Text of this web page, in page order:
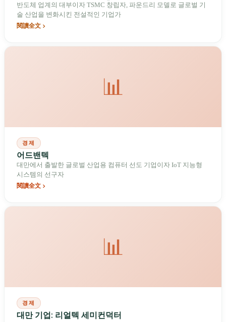
반도체 업계의 대부이자 TSMC 창립자, 파운드리 모델로 글로벌 기
술 산업을 변화시킨 전설적인 기업가
閱讀全文
📊
경제
어드밴텍
대만에서 출발한 글로벌 산업용 컴퓨터 선도 기업이자 IoT 지능형
시스템의 선구자
閱讀全文
📊
경제
대만 기업: 리얼텍 세미컨덕터